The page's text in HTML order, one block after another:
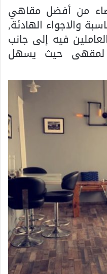
من أفضل مقاهي
والاجواء الهادئة,
فيه إلى جانب
لمقهى حيث يسهل